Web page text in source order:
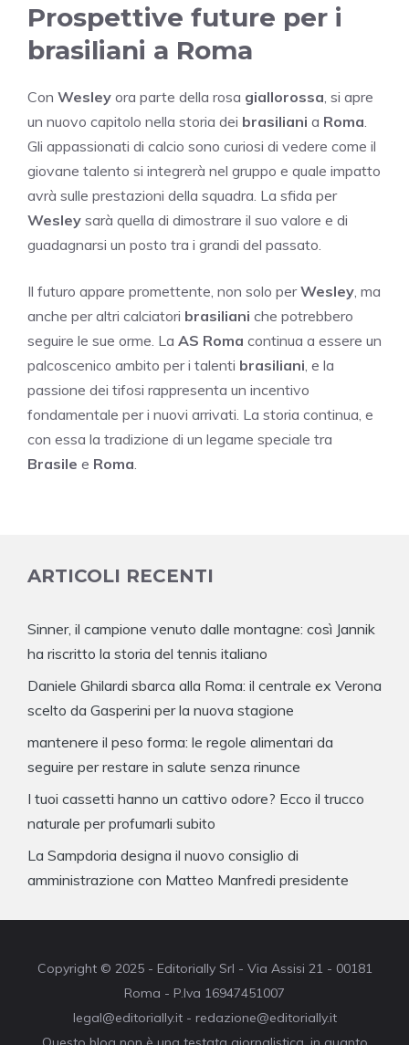
Prospettive future per i
brasiliani a Roma
Con Wesley ora parte della rosa giallorossa , si apre
un nuovo capitolo nella storia dei brasiliani a Roma
Gli appassionati di calcio sono curiosi di vedere come il
giovane talento si integrerà nel gruppo e quale impatto
avrà sulle prestazioni della squadra. La sfida per
Wesley sarà quella di dimostrare il suo valore e di
guadagnarsi un posto tra i grandi del passato.
Il futuro appare promettente, non solo perWesley , ma
anche per altri calciatori brasiliani che potrebbero
seguire le sue orme. La AS Roma continua a essere un
palcoscenico ambito per i talenti brasiliani , e la
passione dei tifosi rappresenta un incentivo
fondamentale per i nuovi arrivati. La storia continua, e
con essa la tradizione di un legame speciale tra
Brasile e Roma
ARTICOLI RECENTI
Sinner, il campione venuto dalle montagne: così Jannik
ha riscritto la storia del tennis italiano
Daniele Ghilardi sbarca alla Roma: il centrale ex Verona
scelto da Gasperini per la nuova stagione
mantenere il peso forma: le regole alimentari da
seguire per restare in salute senza rinunce
I tuoi cassetti hanno un cattivo odore? Ecco il trucco
naturale per profumarli subito
La Sampdoria designa il nuovo consiglio di
amministrazione con Matteo Manfredi presidente
Copyright © 2025 - Editorially Srl - Via Assisi 21 - 00181
Roma - P.Iva 16947451007
legal@editorially.it - redazione@editorially.it